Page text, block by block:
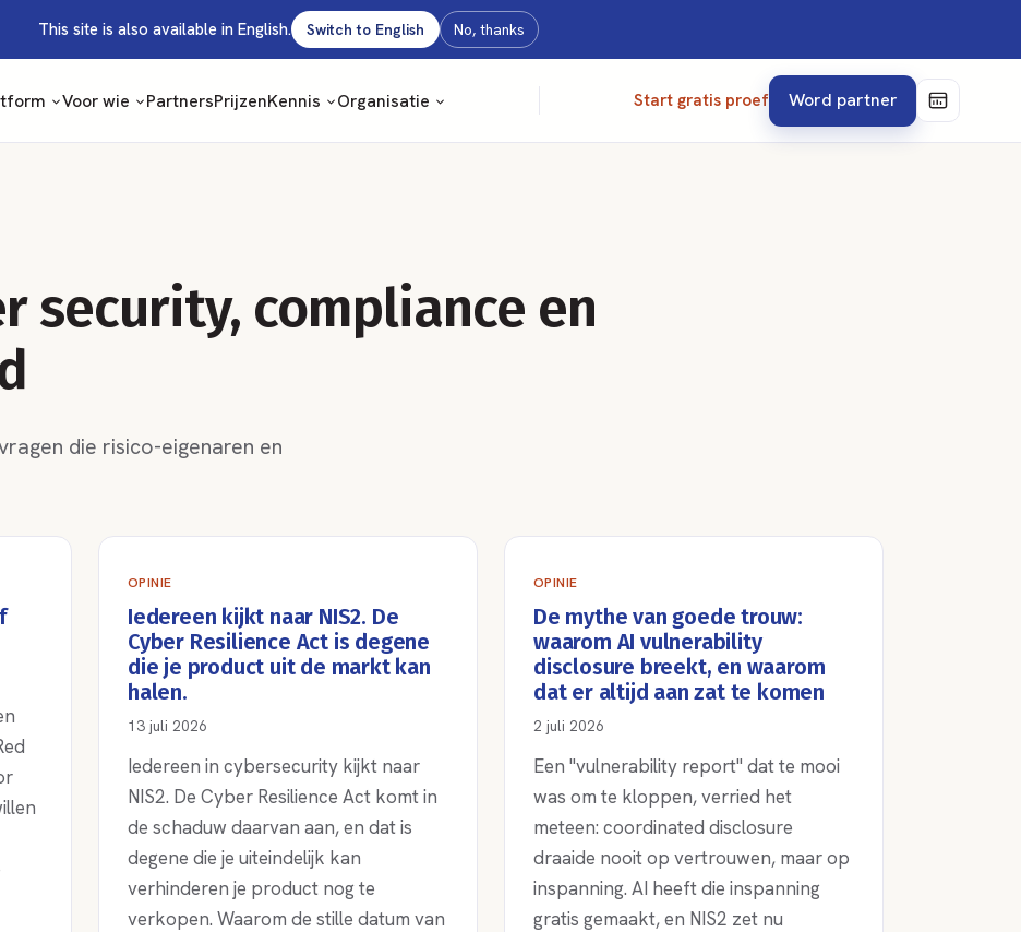
This site is also available in English. Switch to English No, thanks
Voor wie PartnersPrijzenKennis Organisatie Start gratis proef Word partner
security, compliance en
die risico-eigenaren en
OPINIE
Iedereen kijkt naar NIS2. De
Cyber Resilience Act is degene
die je product uit de markt kan
halen.
13 juli 2026
Iedereen in cybersecurity kijkt naar
NIS2. De Cyber Resilience Act komt in
de schaduw daarvan aan, en dat is
degene die je uiteindelijk kan
verhinderen je product nog te
verkopen. Waarom de stille datum van
OPINIE
De mythe van goede trouw:
waarom AI vulnerability
disclosure breekt, en waarom
dat er altijd aan zat te komen
2 juli 2026
Een "vulnerability report" dat te mooi
was om te kloppen, verried het
meteen: coordinated disclosure
draaide nooit op vertrouwen, maar op
inspanning. AI heeft die inspanning
gratis gemaakt, en NIS2 zet nu